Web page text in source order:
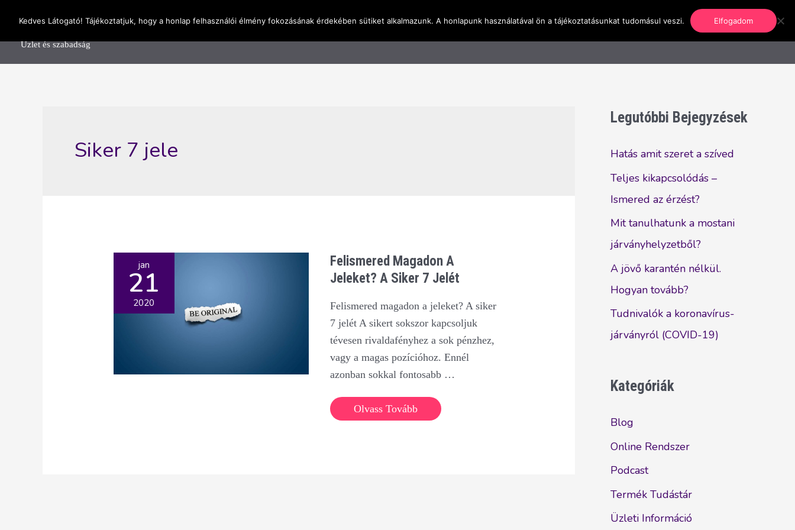
content
OnlineSeedsMan
Üzlet és szabadság
Kapcsolat
Siker 7 jele
jan
21
2020
Felismered Magadon A
Jeleket? A Siker 7 Jelét
Felismered magadon a jeleket? A siker
7 jelét A sikert sokszor kapcsoljuk
tévesen rivaldafényhez a sok pénzhez,
vagy a magas pozícióhoz. Ennél
azonban sokkal fontosabb …
Felismered
Olvass Tovább
Legutóbbi Bejegyzések
Hatás amit szeret a szíved
Teljes kikapcsolódás –
Ismered az érzést?
Mit tanulhatunk a mostani
járványhelyzetből?
A jövő karantén nélkül.
Hogyan tovább?
Tudnivalók a koronavírus-
járványról (COVID-19)
Kategóriák
Blog
Online Rendszer
Podcast
Termék Tudástár
Üzleti Információ
Kedves Látogató! Tájékoztatjuk, hogy a honlap felhasználói élmény fokozásának érdekében sütiket alkalmazunk. A honlapunk használatával ön a tájékoztatásunkat tudomásul veszi. Elfogadom